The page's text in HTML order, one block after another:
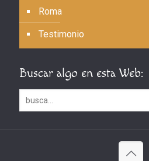
Roma
Testimonio
Buscar algo en esta Web: